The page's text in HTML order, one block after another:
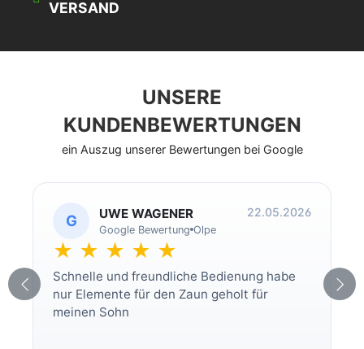
VERSAND
UNSERE
KUNDENBEWERTUNGEN
ein Auszug unserer Bewertungen bei Google
G UWE WAGENER 22.05.2026
Google Bewertung Olpe
★ ★ ★ ★ ★
Schnelle und freundliche Bedienung habe
nur Elemente für den Zaun geholt für
meinen Sohn